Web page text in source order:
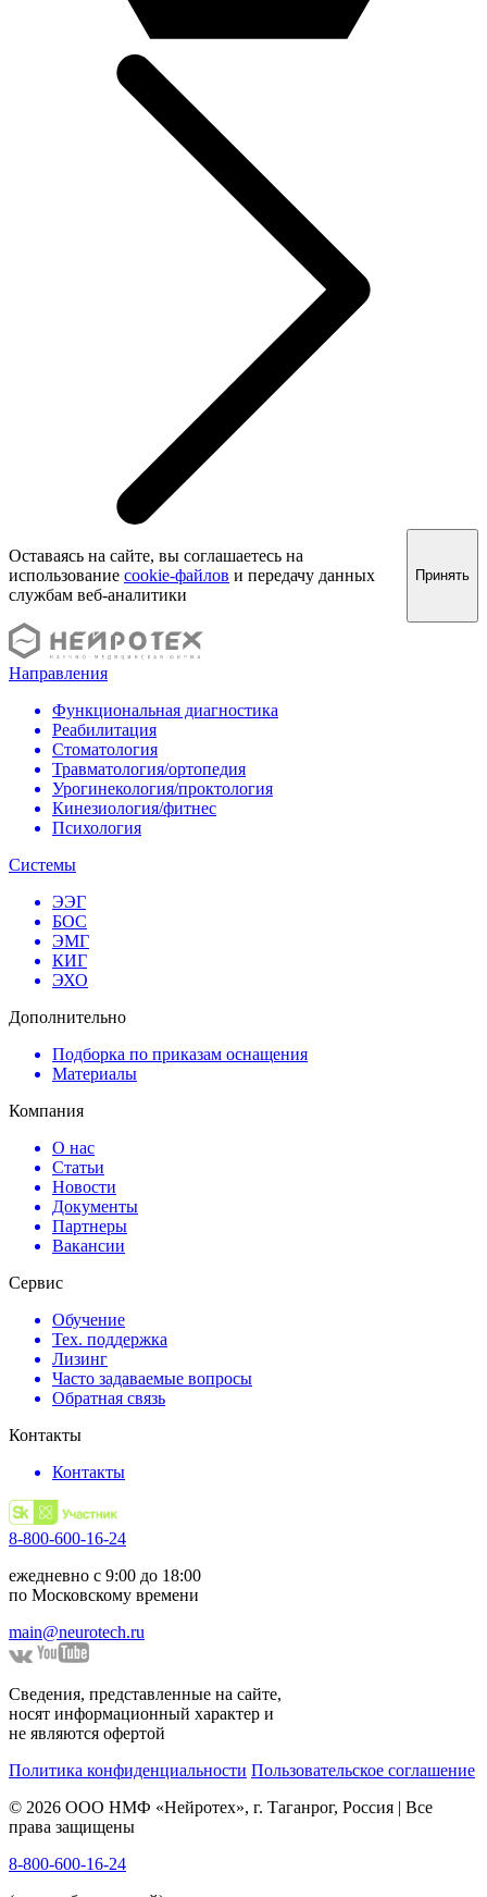
Оставаясь на сайте, вы соглашаетесь на
использование cookie-файлов и передачу данных
службам веб-аналитики
Принять
Направления
Функциональная диагностика
Реабилитация
Стоматология
Травматология/ортопедия
Урогинекология/проктология
Кинезиология/фитнес
Психология
Системы
ЭЭГ
БОС
ЭМГ
КИГ
ЭХО
Дополнительно
Подборка по приказам оснащения
Материалы
Компания
О нас
Статьи
Новости
Документы
Партнеры
Вакансии
Сервис
Обучение
Тех. поддержка
Лизинг
Часто задаваемые вопросы
Обратная связь
Контакты
Контакты
8-800-600-16-24
ежедневно с 9:00 до 18:00
по Московскому времени
main@neurotech.ru
Сведения, представленные на сайте,
носят информационный характер и
не являются офертой
Политика конфиденциальности Пользовательское соглашение
© 2026 ООО НМФ «Нейротех», г. Таганрог, Россия | Все
права защищены
8-800-600-16-24